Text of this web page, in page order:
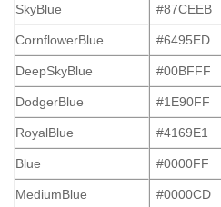
SkyBlue #87CEEB
CornflowerBlue #6495ED
DeepSkyBlue #00BFFF
DodgerBlue #1E90FF
RoyalBlue #4169E1
Blue #0000FF
MediumBlue #0000CD